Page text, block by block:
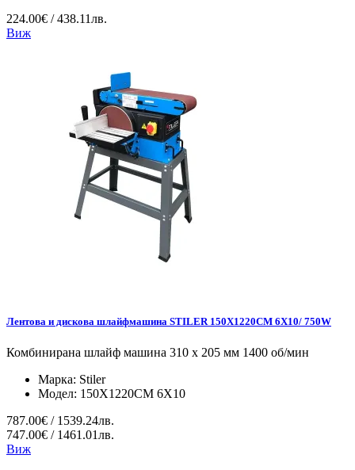
224.00€ / 438.11лв.
Виж
Лентова и дискова шлайфмашина STILER 150X1220CM 6X10/ 750W
Комбинирана шлайф машина 310 x 205 мм 1400 об/мин
Марка: Stiler
Модел: 150X1220CM 6X10
787.00€ / 1539.24лв.
747.00€ / 1461.01лв.
Виж